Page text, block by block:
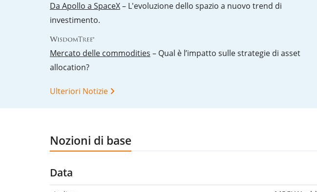
Da Apollo a SpaceX– L'evoluzione dello spazio a nuovo trend di
investimento.
Mercato delle commodities – Qual è l’impatto sulle strategie di asset
allocation?
Ulteriori Notizie
Nozioni di base
Data